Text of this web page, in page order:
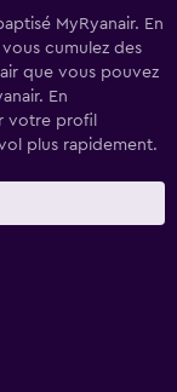
MyRyanair. En
cumulez des
que vous pouvez
En
votre profil
plus rapidement.